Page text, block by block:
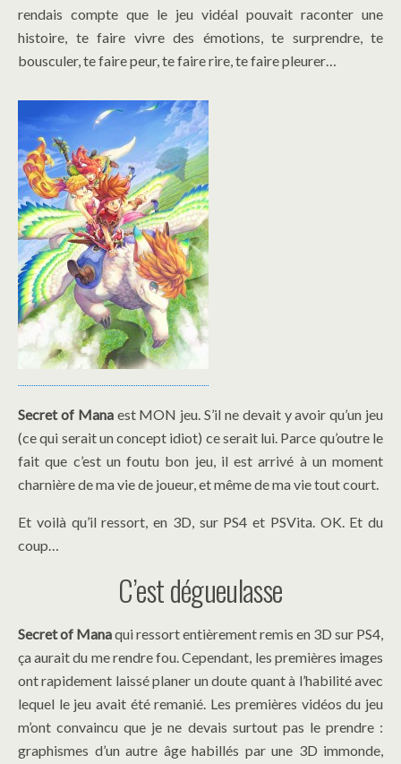
rendais compte que le jeu vidéal pouvait raconter une
histoire, te faire vivre des émotions, te surprendre, te
bousculer, te faire peur, te faire rire, te faire pleurer…
Secret of Manaest MON jeu. S’il ne devait y avoir qu’un jeu
(ce qui serait un concept idiot) ce serait lui. Parce qu’outre le
fait que c’est un foutu bon jeu, il est arrivé à un moment
charnière de ma vie de joueur, et même de ma vie tout court.
Et voilà qu’il ressort, en 3D, sur PS4 et PSVita. OK. Et du
coup…
C’est dégueulasse
Secret of Manaqui ressort entièrement remis en 3D sur PS4,
ça aurait du me rendre fou. Cependant, les premières images
ont rapidement laissé planer un doute quant à l’habilité avec
lequel le jeu avait été remanié. Les premières vidéos du jeu
m’ont convaincu que je ne devais surtout pas le prendre :
graphismes d’un autre âge habillés par une 3D immonde,